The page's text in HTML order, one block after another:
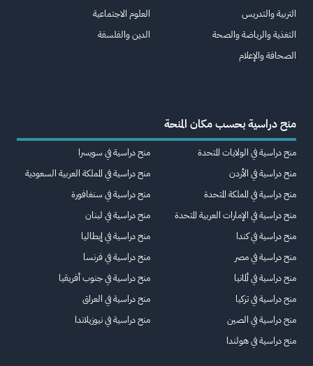
التربية والتدريس
التغذية والرياضة والصحة
الصحافة والإعلام
العلوم الاجتماعية
الدين والفلسفة
منح دراسية بحسب مكان المنحة
منح دراسية في الولايات المتحدة
منح دراسية في الأردن
منح دراسية في المملكة المتحدة
منح دراسية في الإمارات العربية المتحدة
منح دراسية في كندا
منح دراسية في مصر
منح دراسية في ألمانيا
منح دراسية في تركيا
منح دراسية في الصين
منح دراسية في هولندا
منح دراسية في سويسرا
منح دراسية في المملكة العربية السعودية
منح دراسية في سنغافورة
منح دراسية في لبنان
منح دراسية في إيطاليا
منح دراسية في فرنسا
منح دراسية في جنوب أفريقيا
منح دراسية في العراق
منح دراسية في نيوزيلاندا